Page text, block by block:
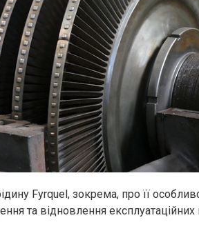
Fyrquel, зокрема, про її
та відновлення експлуатаційних